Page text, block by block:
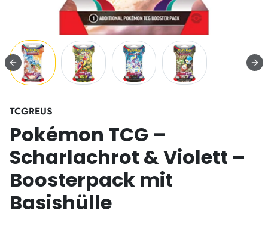
TCGREUS
Pokémon TCG –
Scharlachrot & Violett –
Boosterpack mit
Basishülle